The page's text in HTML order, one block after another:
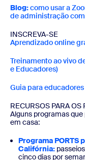
Blog:como usar a
de administração
INSCREVA-SE
Aprendizado online
Treinamento ao vivo
e Educadores)
Guia para
RECURSOS PARA OS
Alguns programas
em casa:
Programa PORTS
Califórnia:
cinco dias por